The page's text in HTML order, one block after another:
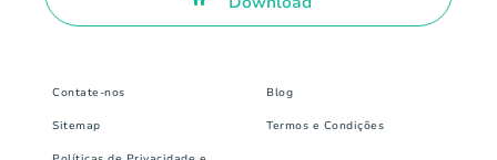
Contate-nos Blog
Sitemap Termos e Condições